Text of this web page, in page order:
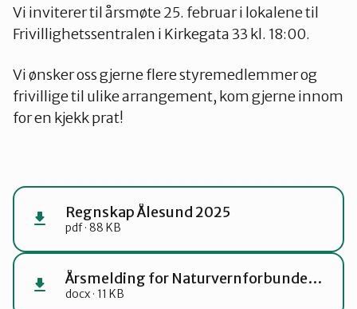
Vi inviterer til årsmøte 25. februar i lokalene til
Frivillighetssentralen i Kirkegata 33 kl. 18:00.
Vi ønsker oss gjerne flere styremedlemmer og
frivillige til ulike arrangement, kom gjerne innom
for en kjekk prat!
Regnskap Ålesund 2025
pdf · 88 KB
Årsmelding for Naturvernforbundet i Ålesund og omegn 2024 – revidert (2)
docx · 11 KB